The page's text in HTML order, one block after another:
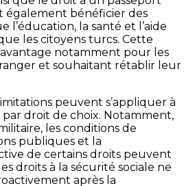
également bénéficier des
l’éducation, la santé et l’aide
les citoyens turcs. Cette
notamment pour les
et souhaitant rétablir leur
peuvent s’appliquer à
par droit de choix. Notamment,
les conditions de
publiques et la
de certains droits peuvent
droits à la sécurité sociale ne
après la